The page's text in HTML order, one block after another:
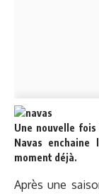
Une nouvelle
Navas
moment déjà.
Après une